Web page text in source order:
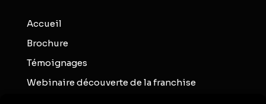
Accueil
Brochure
Témoignages
Webinaire découverte de la franchise